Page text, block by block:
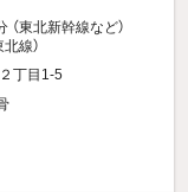
（東北新幹線など）
北線）
丁目1-5